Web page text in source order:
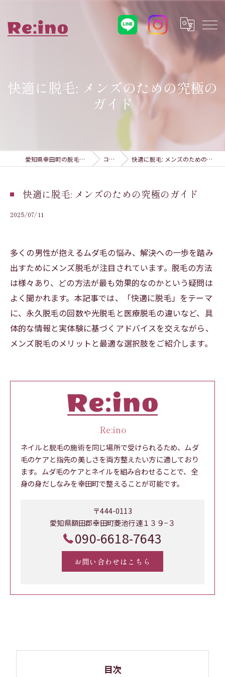
快適に脱毛: メンズのための究極の
ガイド
愛知県幸田町の脱毛ならRe:ino コラム 快適に脱毛: メンズのための究極のガイド
快適に脱毛: メンズのための究極のガイド
2025/07/11
多くの男性が抱えるムダ毛の悩み、解決への一歩を踏み
出すためにメンズ脱毛が注目されています。脱毛の方法
は様々あり、どの方法が最も効果的なのかという疑問は
よく聞かれます。本記事では、「快適に脱毛」をテーマ
に、永久脱毛の回数や光脱毛と医療脱毛の違いなど、具
体的な情報と実体験に基づくアドバイスを交えながら、
メンズ脱毛のメリットと最適な選択肢をご紹介します。
Re:ino
ネイルと脱毛の施術を同じ場所で受けられるため、ムダ
毛のケアと指先の美しさを両方整えたい方に適しており
ます。ムダ毛のケアとネイルを組み合わせることで、全
身の身だしなみを幸田町で整えることが可能です。
〒444-0113
愛知県額田郡幸田町菱池行連１３９−３
090-6618-7643
お問い合わせはこちら
目次